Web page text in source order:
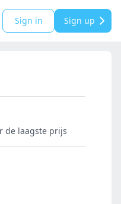
Sign in Sign up
de laagste prijs